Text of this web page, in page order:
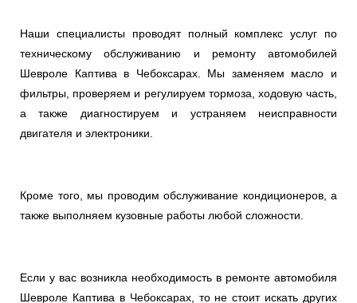
Наши специалисты проводят полный комплекс услуг по
техническому обслуживанию и ремонту автомобилей
Шевроле Каптива в Чебоксарах. Мы заменяем масло и
фильтры, проверяем и регулируем тормоза, ходовую часть,
а также диагностируем и устраняем неисправности
двигателя и электроники.
Кроме того, мы проводим обслуживание кондиционеров, а
также выполняем кузовные работы любой сложности.
Если у вас возникла необходимость в ремонте автомобиля
Шевроле Каптива в Чебоксарах, то не стоит искать других